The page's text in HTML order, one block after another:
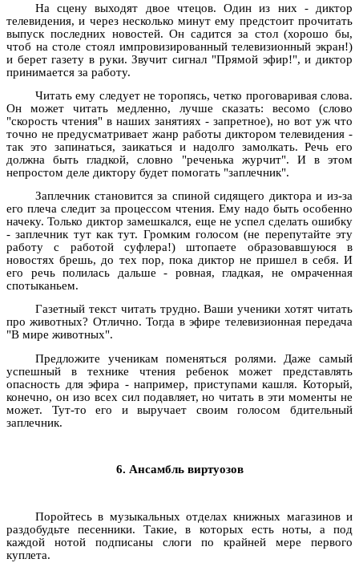
На сцену выходят двое чтецов. Один из них - диктор
телевидения, и через несколько минут ему предстоит прочитать
выпуск последних новостей. Он садится за стол (хорошо бы,
чтоб на столе стоял импровизированный телевизионный экран!)
и берет газету в руки. Звучит сигнал "Прямой эфир!", и диктор
принимается за работу.
Читать ему следует не торопясь, четко проговаривая слова.
Он может читать медленно, лучше сказать: весомо (слово
"скорость чтения" в наших занятиях - запретное), но вот уж что
точно не предусматривает жанр работы диктором телевидения -
так это запинаться, заикаться и надолго замолкать. Речь его
должна быть гладкой, словно "реченька журчит". И в этом
непростом деле диктору будет помогать "заплечник".
Заплечник становится за спиной сидящего диктора и из-за
его плеча следит за процессом чтения. Ему надо быть особенно
начеку. Только диктор замешкался, еще не успел сделать ошибку
- заплечник тут как тут. Громким голосом (не перепутайте эту
работу с работой суфлера!) штопаете образовавшуюся в
новостях брешь, до тех пор, пока диктор не пришел в себя. И
его речь полилась дальше - ровная, гладкая, не омраченная
спотыканьем.
Газетный текст читать трудно. Ваши ученики хотят читать
про животных? Отлично. Тогда в эфире телевизионная передача
"В мире животных".
Предложите ученикам поменяться ролями. Даже самый
успешный в технике чтения ребенок может представлять
опасность для эфира - например, приступами кашля. Который,
конечно, он изо всех сил подавляет, но читать в эти моменты не
может. Тут-то его и выручает своим голосом бдительный
заплечник.
6. Ансамбль виртуозов
Поройтесь в музыкальных отделах книжных магазинов и
раздобудьте песенники. Такие, в которых есть ноты, а под
каждой нотой подписаны слоги по крайней мере первого
куплета.